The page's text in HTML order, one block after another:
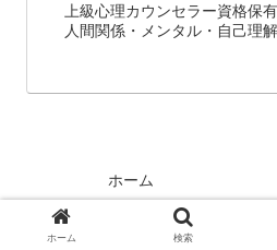
上級心理カウンセラー資格保有
人間関係・メンタル・自己理
ホーム
ホーム 検索